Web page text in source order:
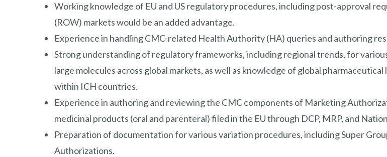
Working knowledge of EU and US regulatory procedures, including post-approval
(ROW) markets would be an added advantage.
Experience in handling CMC-related Health Authority (HA) queries and authoring
Strong understanding of regulatory frameworks, including regional trends, for
large molecules across global markets, as well as knowledge of global
within ICH countries.
Experience in authoring and reviewing the CMC components of Marketing
medicinal products (oral and parenteral) filed in the EU through DCP, MRP, and
Preparation of documentation for various variation procedures, including Super
Authorizations.